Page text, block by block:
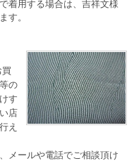
着用する場合は、吉祥文様
す。
の
す
店
え
メールや電話でご相談頂け